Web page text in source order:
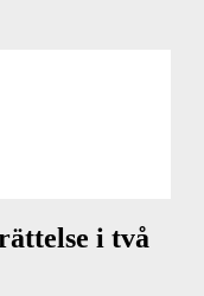
i två